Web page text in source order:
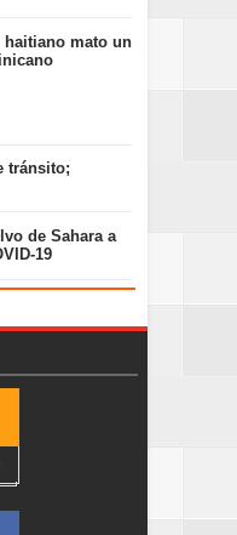
haitiano mato un
tránsito;
de Sahara a
19